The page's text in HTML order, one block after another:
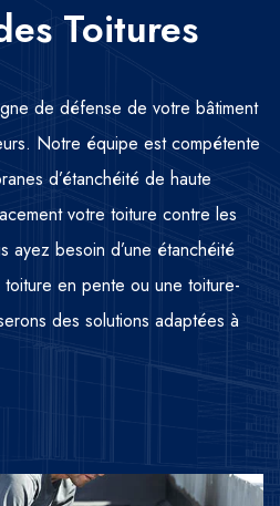
Toitures
de défense de votre bâtiment
Notre équipe est compétente
d’étanchéité de haute
votre toiture contre les
ayez besoin d’une étanchéité
en pente ou une toiture-
des solutions adaptées à